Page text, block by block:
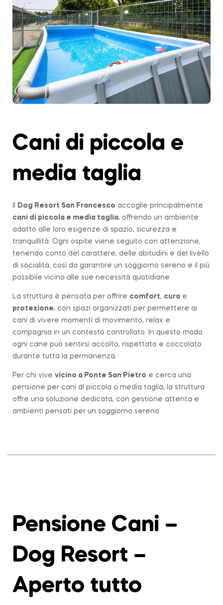
Cani di piccola e
media taglia
Dog Resort San Francesco accoglie principalmente
cani di piccola e media taglia, offrendo un ambiente
adatto alle loro esigenze di spazio, sicurezza e
tranquillità. Ogni ospite viene seguito con attenzione,
tenendo conto del carattere, delle abitudini e del livello
di socialità, così da garantire un soggiorno sereno e il più
possibile vicino alle sue necessità quotidiane.
La struttura è pensata per offrire comfort, cura e
protezione, con spazi organizzati per permettere ai
cani di vivere momenti di movimento, relax e
compagnia in un contesto controllato. In questo modo
ogni cane può sentirsi accolto, rispettato e coccolato
durante tutta la permanenza.
Per chi vive vicino a Ponte San Pietro e cerca una
pensione per cani di piccola o media taglia, la struttura
offre una soluzione dedicata, con gestione attenta e
ambienti pensati per un soggiorno sereno.
Pensione Cani –
Dog Resort –
Aperto tutto